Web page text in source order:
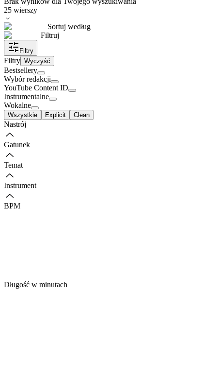
25 wierszy
Sortuj według
Filtruj
Filtry
Filtry Wyczyść
Bestsellery
Wybór redakcji
YouTube Content ID
Instrumentalne
Wokalne
Wszystkie Explicit Clean
Nastrój
Gatunek
Temat
Instrument
BPM
Długość w minutach